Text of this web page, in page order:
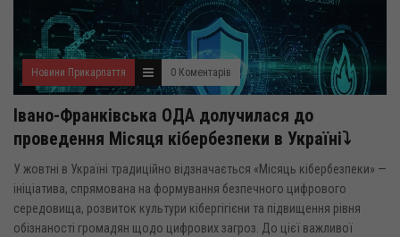
Новини Прикарпаття 0 Коментарів
Івано-Франківська ОДА долучилася до
проведення Місяця кібербезпеки в Україні⤵
У жовтні в Україні традиційно відзначається «Місяць кібербезпеки» —
ініціатива, спрямована на формування безпечного цифрового
середовища, розвиток культури кібергігієни та підвищення рівня
обізнаності громадян щодо цифрових загроз. До цієї важливої